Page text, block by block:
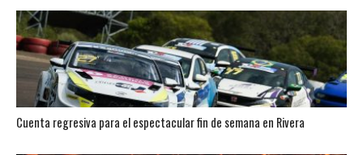
Cuenta regresiva para el espectacular fin de semana en Rivera